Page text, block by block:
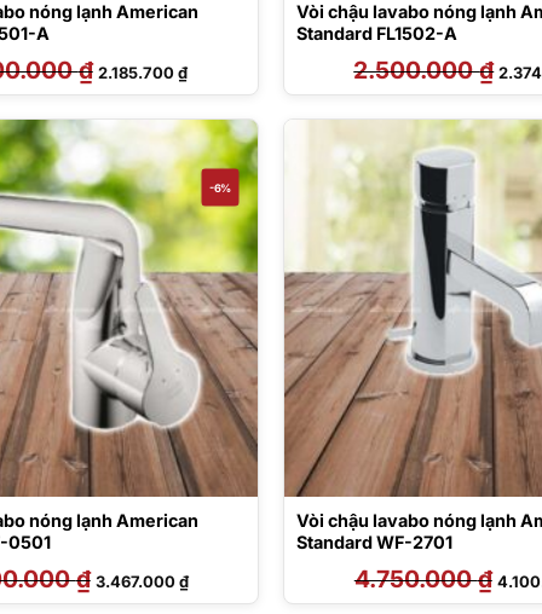
nóng lạnh American
A
₫ Giá
gốc
là:
2.185.700₫Giá
hiện
tại
2.185.700 ₫.
Vòi chậu lavabo nóng lạnh
Standard FL1502-A
2.500.000₫ Giá
gốc
là:
-6%
nóng lạnh American
0501
₫ Giá
gốc
là:
3.467.000₫Giá
hiện
tại
Vòi chậu lavabo nóng lạnh
Standard WF-2701
4.750.000₫ Giá
gốc
là: